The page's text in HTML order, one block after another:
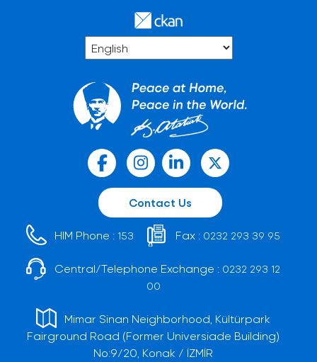
Contact Us
HIM Phone : 153 Fax : 0232 293 39 95
Central/Telephone Exchange : 0232 293 12
00
Mimar Sinan Neighborhood, Kültürpark
Fairground Road (Former Universiade Building)
No:9/20, Konak / İZMİR